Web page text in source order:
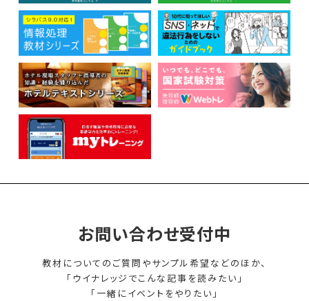
お問い合わせ受付中
教材についてのご質問やサンプル希望などのほか、
「ウイナレッジでこんな記事を読みたい」
「一緒にイベントをやりたい」